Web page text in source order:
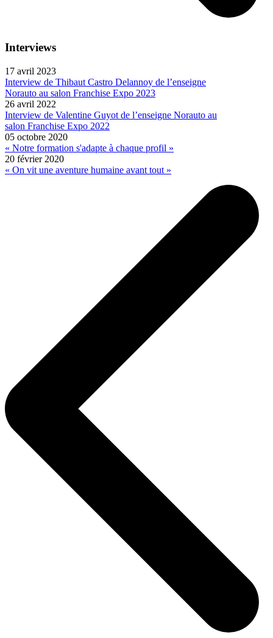
Interviews
17 avril 2023
Interview de Thibaut Castro Delannoy de l’enseigne
Norauto au salon Franchise Expo 2023
26 avril 2022
Interview de Valentine Guyot de l’enseigne Norauto au
salon Franchise Expo 2022
05 octobre 2020
« Notre formation s'adapte à chaque profil »
20 février 2020
« On vit une aventure humaine avant tout »